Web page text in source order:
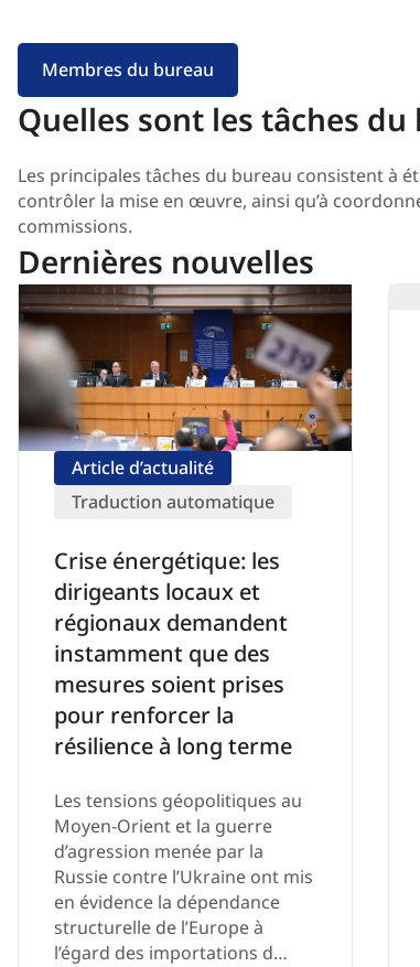
Membres du bureau
Quelles sont les tâches du
Les principales tâches du bureau consistent à
contrôler la mise en œuvre, ainsi qu’à
commissions.
Dernières nouvelles
Crise énergétique: les
dirigeants locaux et
régionaux demandent
instamment que des
mesures soient prises
pour renforcer la
résilience à long terme
Les tensions géopolitiques au
Moyen-Orient et la guerre
d’agression menée par la
Russie contre l’Ukraine ont mis
en évidence la dépendance
structurelle de l’Europe à
l’égard des importations d…
Article d’actualité
Traduction automatique